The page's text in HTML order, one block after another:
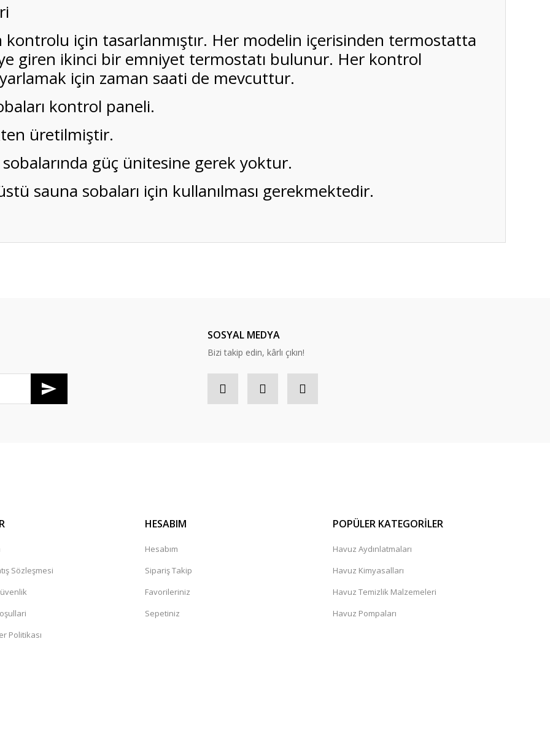
kontrolu için tasarlanmıştır. Her modelin içerisinden termostatta
giren ikinci bir emniyet termostatı bulunur. Her kontrol
için zaman saati de mevcuttur.
kontrol paneli.
üretilmiştir.
güç ünitesine gerek yoktur.
sauna sobaları için kullanılması gerekmektedir.
SOSYAL MEDYA
Bizi takip edin, kârlı çıkın!
Sözleşmesi
Politikası
HESABIM
Hesabım
Sipariş Takip
Favorileriniz
Sepetiniz
POPÜLER KATEGORİLER
Havuz Aydınlatmaları
Havuz Kimyasalları
Havuz Temizlik Malzemeleri
Havuz Pompaları